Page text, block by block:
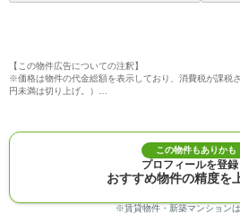
【この物件広告についての注釈】
※価格は物件の代金総額を表示しており、消費税が課税
円未満は切り上げ。）
※写真に写っている、またはパース（絵）や間取り図に
※建築条件付き土地価格には、建物価格は含まれません
※物件情報は、原則として情報提供日の２日前に最終確
※完成予想図はいずれも外構、植栽、外観等実際のもの
※モデルルーム・モデルハウス・展示場・ショールーム
※ＣＧ合成の画像の場合、実際とは多少異なる場合があ
※物件特徴：販売戸数が複数の物件は、全ての住戸に該
この物件もありかも
プロフィールを登録
おすすめ物件の精度を
※賃貸物件・新築マンション